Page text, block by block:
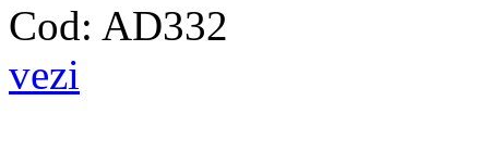
Cod: AD332
vezi